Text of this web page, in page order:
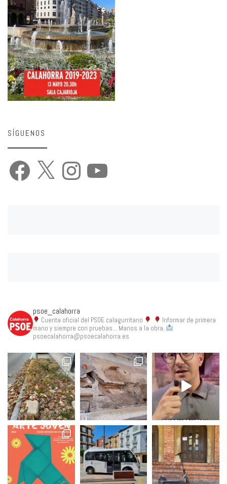
SÍGUENOS
Facebook Instagram
psoe_calahorra
Cuenta oficial del PSOE calagurritano
Informar de primera
mano y siempre con pruebas... Manos a la obra.
psoecalahorra@psoecalahorra.es